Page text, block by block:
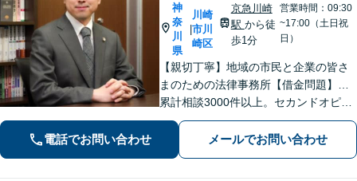
神
奈
川
県
川崎
市川
崎区
京急川崎
駅 から徒
歩1分
営業時間：09:30
~17:00（土日祝
日）
【親切丁寧】地域の市民と企業の皆さ
まのための法律事務所【借金問題】…
累計相談3000件以上。セカンドオピニ
オンもお任せ！【交通事故】…示談金
額の無料診断サービスあり！ご相談は
何度でも無料です。【夜間・土日面
電話でお問い合わせ メールでお問い合わせ